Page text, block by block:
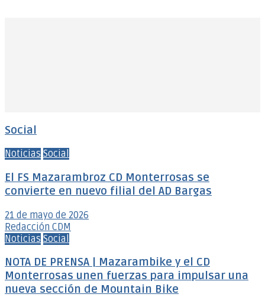
Social
Noticias Social
El FS Mazarambroz CD Monterrosas se
convierte en nuevo filial del AD Bargas
21 de mayo de 2026
Redacción CDM
Noticias Social
NOTA DE PRENSA | Mazarambike y el CD
Monterrosas unen fuerzas para impulsar una
nueva sección de Mountain Bike